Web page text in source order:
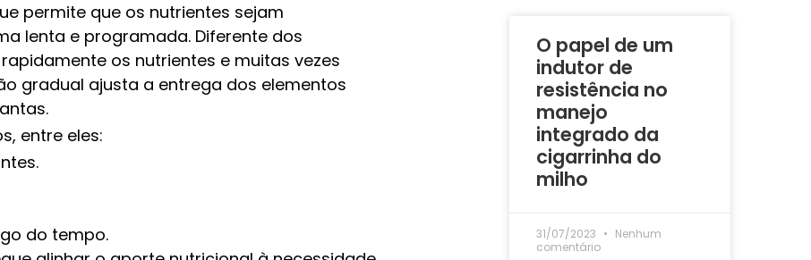
permite que os nutrientes sejam
lenta e programada. Diferente dos
os nutrientes e muitas vezes
gradual ajusta a entrega dos elementos
entre eles:
do tempo.
O papel de um
indutor de
resistência no
manejo
integrado da
cigarrinha do
milho
31/07/2023
Nenhum
comentário